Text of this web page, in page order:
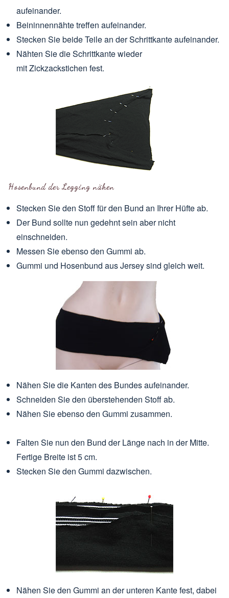
aufeinander.
Beininnennähte treffen aufeinander.
Stecken Sie beide Teile an der Schrittkante aufeinander.
Nähten Sie die Schrittkante wieder
mit Zickzackstichen fest.
Hosenbund der Legging nähen
Stecken Sie den Stoff für den Bund an Ihrer Hüfte ab.
Der Bund sollte nun gedehnt sein aber nicht
einschneiden.
Messen Sie ebenso den Gummi ab.
Gummi und Hosenbund aus Jersey sind gleich weit.
Nähen Sie die Kanten des Bundes aufeinander.
Schneiden Sie den überstehenden Stoff ab.
Nähen Sie ebenso den Gummi zusammen.
Falten Sie nun den Bund der Länge nach in der Mitte.
Fertige Breite ist 5 cm.
Stecken Sie den Gummi dazwischen.
Nähen Sie den Gummi an der unteren Kante fest, dabei